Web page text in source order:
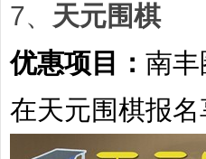
7、 天元围棋
优惠项目： 南
在天元围棋报名